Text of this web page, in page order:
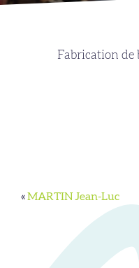
Fabrication
«MARTIN Jean-Luc